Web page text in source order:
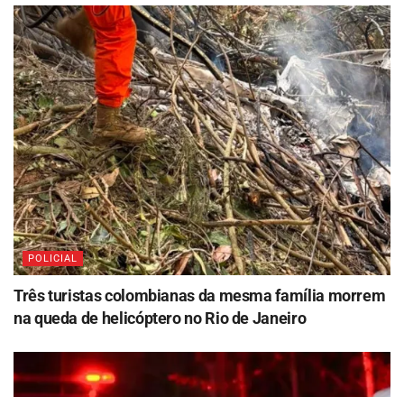
POLICIAL
Três turistas colombianas da mesma família morrem
na queda de helicóptero no Rio de Janeiro